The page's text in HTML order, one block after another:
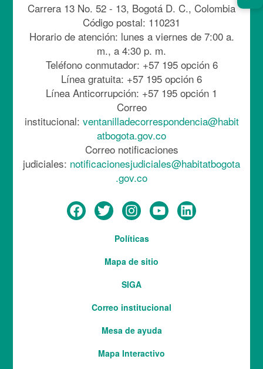
Carrera 13 No. 52 - 13, Bogotá D. C., Colombia
Código postal: 110231
Horario de atención: lunes a viernes de 7:00 a.
m., a 4:30 p. m.
Teléfono conmutador: +57 195 opción 6
Línea gratuita: +57 195 opción 6
Línea Anticorrupción: +57 195 opción 1
Correo
institucional: ventanilladecorrespondencia@habit
atbogota.gov.co
Correo notificaciones
judiciales: notificacionesjudiciales@habitatbogota
.gov.co
Políticas
Mapa de sitio
SIGA
Correo institucional
Mesa de ayuda
Mapa Interactivo